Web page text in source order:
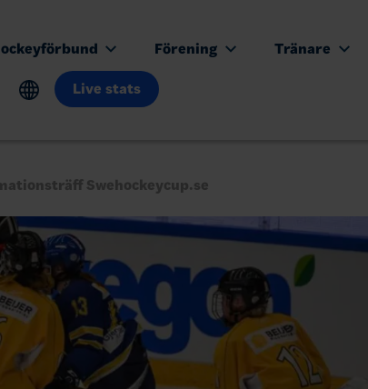
Förening Tränare
Live stats
Swehockeycup.se